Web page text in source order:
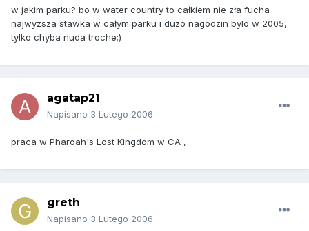
w jakim parku? bo w water country to całkiem nie zła fucha
najwyzsza stawka w całym parku i duzo nagodzin bylo w 2005,
tylko chyba nuda troche;)
agatap21
Napisano 3 Lutego 2006
praca w Pharoah's Lost Kingdom w CA ,
greth
Napisano 3 Lutego 2006